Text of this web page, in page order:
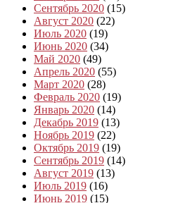
Сентябрь 2020 (15)
Август 2020 (22)
Июль 2020 (19)
Июнь 2020 (34)
Май 2020 (49)
Апрель 2020 (55)
Март 2020 (28)
Февраль 2020 (19)
Январь 2020 (14)
Декабрь 2019 (13)
Ноябрь 2019 (22)
Октябрь 2019 (19)
Сентябрь 2019 (14)
Август 2019 (13)
Июль 2019 (16)
Июнь 2019 (15)